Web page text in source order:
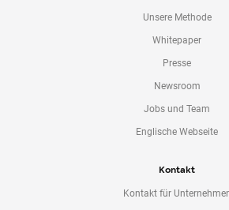
Unsere Methode
Whitepaper
Presse
Newsroom
Jobs und Team
Englische Webseite
Kontakt
Kontakt für